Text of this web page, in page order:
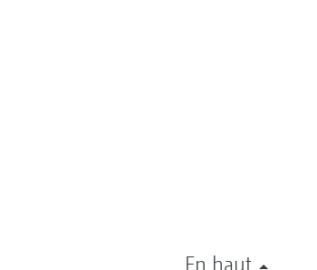
En haut